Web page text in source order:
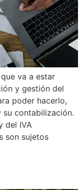
va a estar
y gestión del
poder hacerlo,
su contabilización.
del IVA
son sujetos